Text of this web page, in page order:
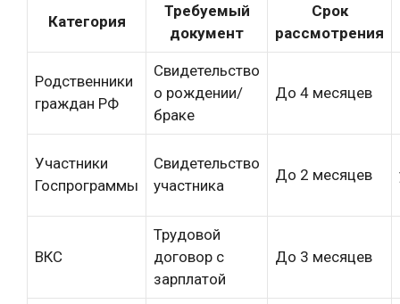
Категория
Требуемый
документ
Срок
рассмотрения
Родственники
граждан РФ
Свидетельство
о рождении/
браке
До 4 месяцев
Участники
Госпрограммы
Свидетельство
участника
До 2 месяцев
ВКС
Трудовой
договор с
зарплатой
До 3 месяцев